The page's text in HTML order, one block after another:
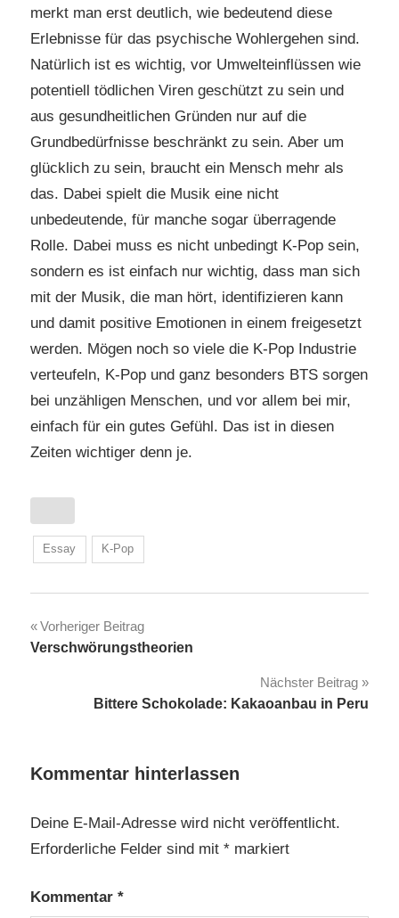
merkt man erst deutlich, wie bedeutend diese
Erlebnisse für das psychische Wohlergehen sind.
Natürlich ist es wichtig, vor Umwelteinflüssen wie
potentiell tödlichen Viren geschützt zu sein und
aus gesundheitlichen Gründen nur auf die
Grundbedürfnisse beschränkt zu sein. Aber um
glücklich zu sein, braucht ein Mensch mehr als
das. Dabei spielt die Musik eine nicht
unbedeutende, für manche sogar überragende
Rolle. Dabei muss es nicht unbedingt K-Pop sein,
sondern es ist einfach nur wichtig, dass man sich
mit der Musik, die man hört, identifizieren kann
und damit positive Emotionen in einem freigesetzt
werden. Mögen noch so viele die K-Pop Industrie
verteufeln, K-Pop und ganz besonders BTS sorgen
bei unzähligen Menschen, und vor allem bei mir,
einfach für ein gutes Gefühl. Das ist in diesen
Zeiten wichtiger denn je.
Essay K-Pop
Beitragsnavigation
Vorheriger Beitrag
Verschwörungstheorien
Nächster Beitrag
Bittere Schokolade: Kakaoanbau in Peru
Kommentar hinterlassen
Deine E-Mail-Adresse wird nicht veröffentlicht.
Erforderliche Felder sind mit * markiert
Kommentar *